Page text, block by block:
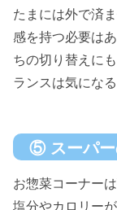
たまには外で済
感を持つ必要は
ちの切り替えに
ランスは気になる
⑤ スーパー
お惣菜コーナー
塩分やカロリー